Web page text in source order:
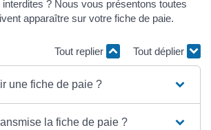
? Nous vous présentons toutes
apparaître sur votre fiche de paie.
Tout replier Tout déplier
une fiche de paie ?
la fiche de paie ?